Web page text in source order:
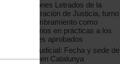
Oposiciones Letrados de la
Administración de Justicia, turno
libre: nombramiento como
funcionarios en prácticas a los
opositores aprobados
Auxilio Judicial: Fecha y sede de
examen en Catalunya